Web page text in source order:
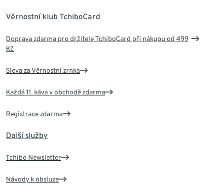
Věrnostní klub TchiboCard
Doprava zdarma pro držitele TchiboCard při nákupu od 499
Kč
Sleva za Věrnostní zrnka
Každá 11. káva v obchodě zdarma
Registrace zdarma
Další služby
Tchibo Newsletter
Návody k obsluze